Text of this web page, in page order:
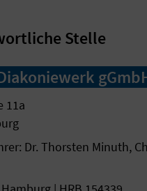
Stelle
11a
Dr. Thorsten Minuth,